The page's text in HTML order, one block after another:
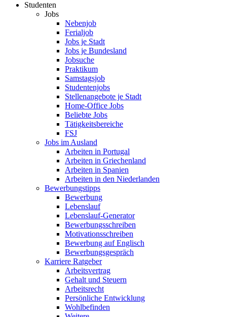
Studenten
Jobs
Nebenjob
Ferialjob
Jobs je Stadt
Jobs je Bundesland
Jobsuche
Praktikum
Samstagsjob
Studentenjobs
Stellenangebote je Stadt
Home-Office Jobs
Beliebte Jobs
Tätigkeitsbereiche
FSJ
Jobs im Ausland
Arbeiten in Portugal
Arbeiten in Griechenland
Arbeiten in Spanien
Arbeiten in den Niederlanden
Bewerbungstipps
Bewerbung
Lebenslauf
Lebenslauf-Generator
Bewerbungsschreiben
Motivationsschreiben
Bewerbung auf Englisch
Bewerbungsgespräch
Karriere Ratgeber
Arbeitsvertrag
Gehalt und Steuern
Arbeitsrecht
Persönliche Entwicklung
Wohlbefinden